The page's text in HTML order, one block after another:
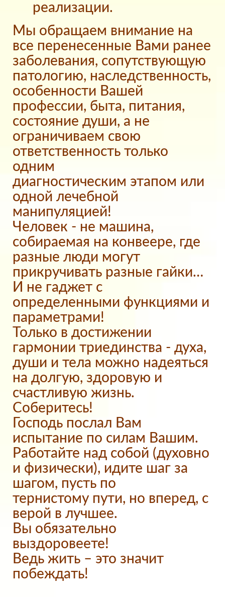
реализации.
Мы обращаем внимание на
все перенесенные Вами ранее
заболевания, сопутствующую
патологию, наследственность,
особенности Вашей
профессии, быта, питания,
состояние души, а не
ограничиваем свою
ответственность только
одним
диагностическим этапом или
одной лечебной
манипуляцией!
Человек - не машина,
собираемая на конвеере, где
разные люди могут
прикручивать разные гайки…
И не гаджет с
определенными функциями и
параметрами!
Только в достижении
гармонии триединства - духа,
души и тела можно надеяться
на долгую, здоровую и
счастливую жизнь.
Соберитесь!
Господь послал Вам
испытание по силам Вашим.
Работайте над собой (духовно
и физически), идите шаг за
шагом, пусть по
тернистому пути, но вперед, с
верой в лучшее.
Вы обязательно
выздоровеете!
Ведь жить – это значит
побеждать!